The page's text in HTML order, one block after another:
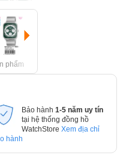
phẩm
Bảo hành 1-5 năm uy tín
tại hệ thống đồng hồ
WatchStore Xem địa chỉ
hành